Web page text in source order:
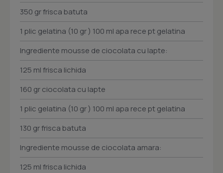
350 gr frisca batuta
1 plic gelatina (10 gr ) 100 ml apa rece pt gelatina
Ingrediente mousse de ciocolata cu lapte:
125 ml frisca lichida
160 gr ciocolata cu lapte
1 plic gelatina (10 gr ) 100 ml apa rece pt gelatina
130 gr frisca batuta
Ingrediente mousse de ciocolata amara:
125 ml frisca lichida